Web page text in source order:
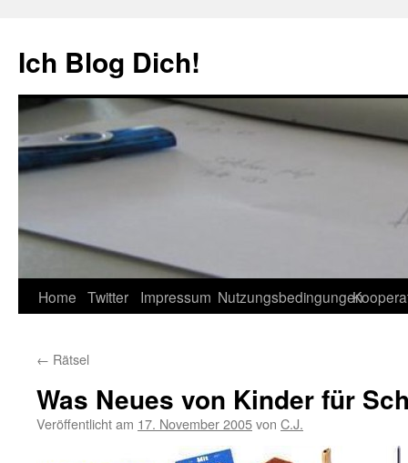
springen
Ich Blog Dich!
Home Twitter Impressum Nutzungsbedingungen
← Rätsel
Was Neues von Kinder für
Veröffentlicht am 17. November 2005von C.J.